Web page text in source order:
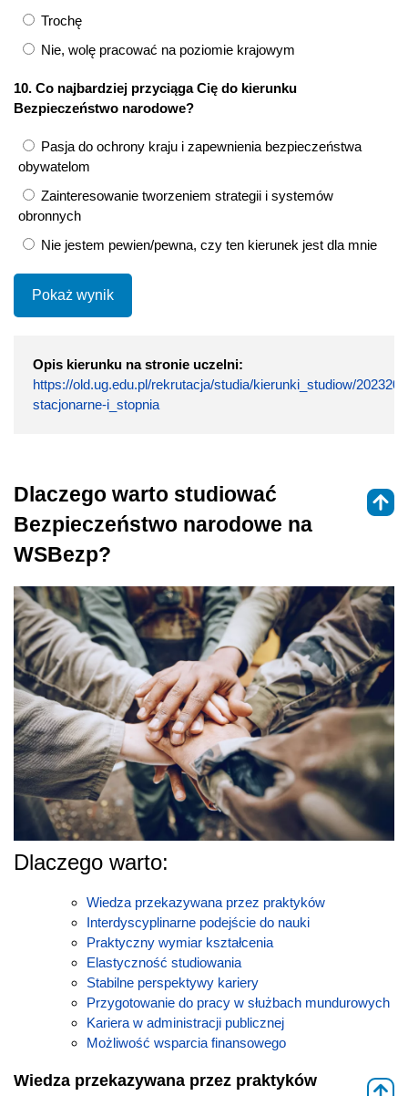
Trochę
Nie, wolę pracować na poziomie krajowym
10. Co najbardziej przyciąga Cię do kierunku
Bezpieczeństwo narodowe?
Pasja do ochrony kraju i zapewnienia bezpieczeństwa
obywatelom
Zainteresowanie tworzeniem strategii i systemów
obronnych
Nie jestem pewien/pewna, czy ten kierunek jest dla mnie
Pokaż wynik
Opis kierunku na stronie uczelni:
https://old.ug.edu.pl/rekrutacja/studia/kierunki_studiow/
stacjonarne-i_stopnia
Dlaczego warto studiować
Bezpieczeństwo narodowe na
WSBezp?
Dlaczego warto:
Wiedza przekazywana przez praktyków
Interdyscyplinarne podejście do nauki
Praktyczny wymiar kształcenia
Elastyczność studiowania
Stabilne perspektywy kariery
Przygotowanie do pracy w służbach mundurowych
Kariera w administracji publicznej
Możliwość wsparcia finansowego
Wiedza przekazywana przez praktyków